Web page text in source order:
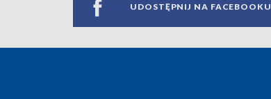
UDOSTĘPNIJ NA FACEBOOKU